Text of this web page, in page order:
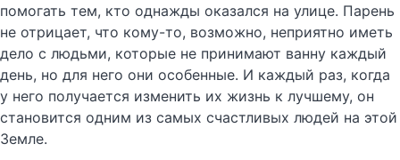
помогать тем, кто однажды оказался на улице. Парень
не отрицает, что кому-то, возможно, неприятно иметь
дело с людьми, которые не принимают ванну каждый
день, но для него они особенные. И каждый раз, когда
у него получается изменить их жизнь к лучшему, он
становится одним из самых счастливых людей на этой
Земле.